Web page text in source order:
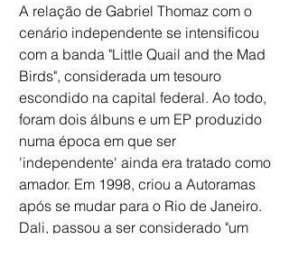
A relação de Gabriel Thomaz com o
cenário independente se intensificou
com a banda "Little Quail and the Mad
Birds", considerada um tesouro
escondido na capital federal. Ao todo,
foram dois álbuns e um EP produzido
numa época em que ser
'independente' ainda era tratado como
amador. Em 1998, criou a Autoramas
após se mudar para o Rio de Janeiro.
Dali, passou a ser considerado "um